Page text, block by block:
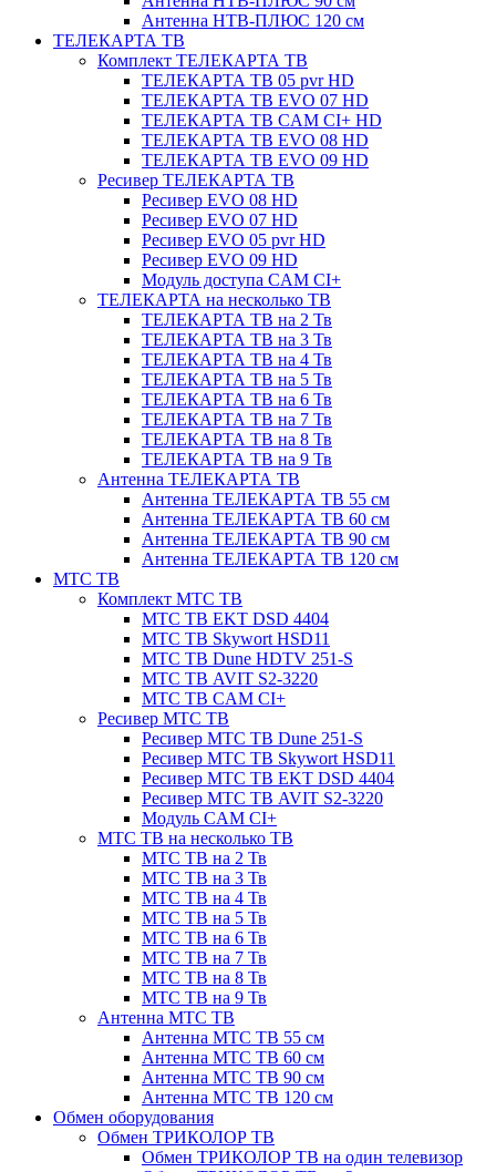
Антенна НТВ-ПЛЮС 120 см
ТЕЛЕКАРТА ТВ
Комплект ТЕЛЕКАРТА ТВ
ТЕЛЕКАРТА ТВ 05 pvr HD
ТЕЛЕКАРТА ТВ EVO 07 HD
ТЕЛЕКАРТА ТВ CAM CI+ HD
ТЕЛЕКАРТА ТВ EVO 08 HD
ТЕЛЕКАРТА ТВ EVO 09 HD
Ресивер ТЕЛЕКАРТА ТВ
Ресивер EVO 08 HD
Ресивер EVO 07 HD
Ресивер EVO 05 pvr HD
Ресивер EVO 09 HD
Модуль доступа CAM CI+
ТЕЛЕКАРТА на несколько ТВ
ТЕЛЕКАРТА ТВ на 2 Тв
ТЕЛЕКАРТА ТВ на 3 Тв
ТЕЛЕКАРТА ТВ на 4 Тв
ТЕЛЕКАРТА ТВ на 5 Тв
ТЕЛЕКАРТА ТВ на 6 Тв
ТЕЛЕКАРТА ТВ на 7 Тв
ТЕЛЕКАРТА ТВ на 8 Тв
ТЕЛЕКАРТА ТВ на 9 Тв
Антенна ТЕЛЕКАРТА ТВ
Антенна ТЕЛЕКАРТА ТВ 55 см
Антенна ТЕЛЕКАРТА ТВ 60 см
Антенна ТЕЛЕКАРТА ТВ 90 см
Антенна ТЕЛЕКАРТА ТВ 120 см
МТС ТВ
Комплект МТС ТВ
МТС ТВ EKT DSD 4404
МТС ТВ Skywort HSD11
МТС ТВ Dune HDTV 251-S
МТС ТВ AVIT S2-3220
МТС ТВ CAM CI+
Ресивер МТС ТВ
Ресивер МТС ТВ Dune 251-S
Ресивер МТС ТВ Skywort HSD11
Ресивер МТС ТВ EKT DSD 4404
Ресивер МТС ТВ AVIT S2-3220
Модуль CAM CI+
МТС ТВ на несколько ТВ
МТС ТВ на 2 Тв
МТС ТВ на 3 Тв
МТС ТВ на 4 Тв
МТС ТВ на 5 Тв
МТС ТВ на 6 Тв
МТС ТВ на 7 Тв
МТС ТВ на 8 Тв
МТС ТВ на 9 Тв
Антенна МТС ТВ
Антенна МТС ТВ 55 см
Антенна МТС ТВ 60 см
Антенна МТС ТВ 90 см
Антенна МТС ТВ 120 см
Обмен оборудования
Обмен ТРИКОЛОР ТВ
Обмен ТРИКОЛОР ТВ на один телевизор